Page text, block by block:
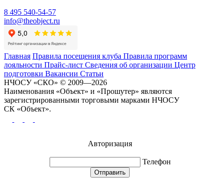
8 495 540-54-57
info@theobject.ru
Главная Правила посещения клуба Правила программ
лояльности Прайс-лист Сведения об организации Центр
подготовки Вакансии Статьи
НЧОСУ «СКО» © 2009—2026
Наименования «Объект» и «Прошутер» являются
зарегистрированными торговыми марками НЧОСУ
СК «Объект».
Авторизация
Телефон
Отправить